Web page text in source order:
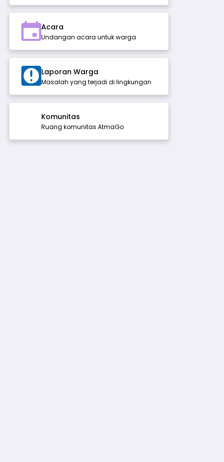
Acara
Undangan acara untuk warga
Laporan Warga
Masalah yang terjadi di lingkungan
Komunitas
Ruang komunitas AtmaGo